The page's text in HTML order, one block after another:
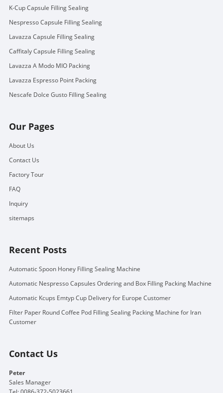
K-Cup Capsule Filling Sealing
Nespresso Capsule Filling Sealing
Lavazza Capsule Filling Sealing
Caffitaly Capsule Filling Sealing
Lavazza A Modo MIO Packing
Lavazza Espresso Point Packing
Nescafe Dolce Gusto Filling Sealing
Our Pages
About Us
Contact Us
Factory Tour
FAQ
Inquiry
sitemaps
Recent Posts
Automatic Spoon Honey Filling Sealing Machine
Automatic Nespresso Capsules Ordering and Box Filling Packing Machine
Automatic Kcups Emtyp Cup Delivery for Europe Customer
Filter Paper Round Coffee Pod Filling Sealing Packing Machine for Iran
Customer
Contact Us
Peter
Sales Manager